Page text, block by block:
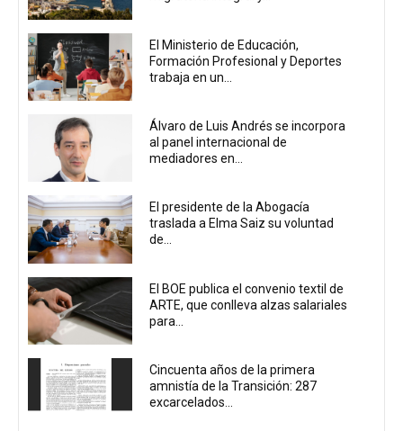
El Ministerio de Educación,
Formación Profesional y Deportes
trabaja en un...
Álvaro de Luis Andrés se incorpora
al panel internacional de
mediadores en...
El presidente de la Abogacía
traslada a Elma Saiz su voluntad
de...
El BOE publica el convenio textil de
ARTE, que conlleva alzas salariales
para...
Cincuenta años de la primera
amnistía de la Transición: 287
excarcelados...